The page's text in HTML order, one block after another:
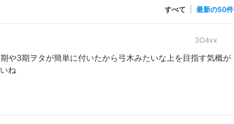
すべて 最新の50件
3O4vx
や3期ヲタが簡単に付いたから弓木みたいな上を目指す気概が
ね